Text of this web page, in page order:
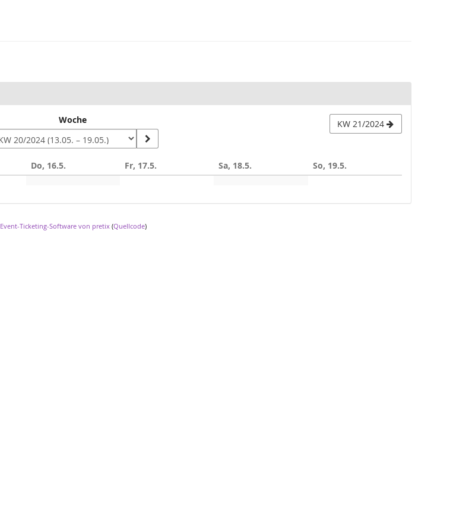
Woche KW 21/2024
Do, 16.5. Fr, 17.5. Sa, 18.5. So, 19.5.
Event-Ticketing-Software von pretix(Quellcode)